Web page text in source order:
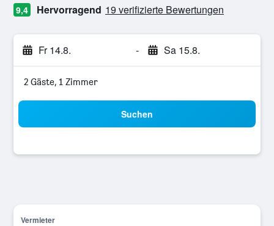
9,4 Hervorragend 19 verifizierte Bewertungen
Fr 14.8. - Sa 15.8.
2 Gäste, 1 Zimmer
Suchen
Vermieter